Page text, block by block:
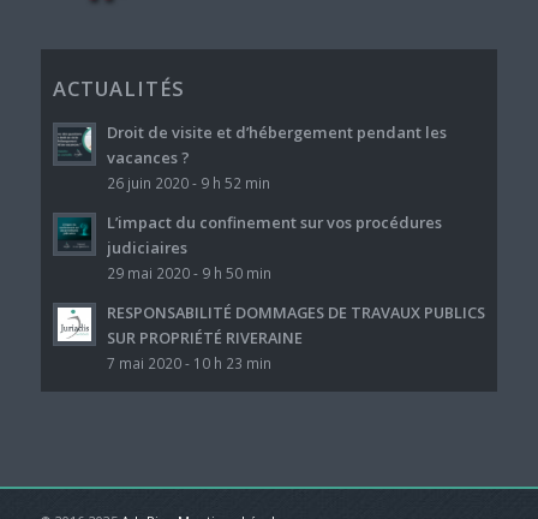
ACTUALITÉS
Droit de visite et d’hébergement pendant les
vacances ?
26 juin 2020 - 9 h 52 min
L’impact du confinement sur vos procédures
judiciaires
29 mai 2020 - 9 h 50 min
RESPONSABILITÉ DOMMAGES DE TRAVAUX PUBLICS
SUR PROPRIÉTÉ RIVERAINE
7 mai 2020 - 10 h 23 min